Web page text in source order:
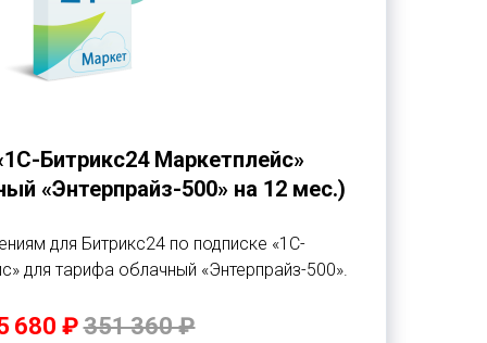
Битрикс24 Маркетплейс»
«Энтерпрайз-500» на 12 мес.)
для Битрикс24 по подписке «1С-
для тарифа облачный «Энтерпрайз-500».
680 ₽351 360 ₽